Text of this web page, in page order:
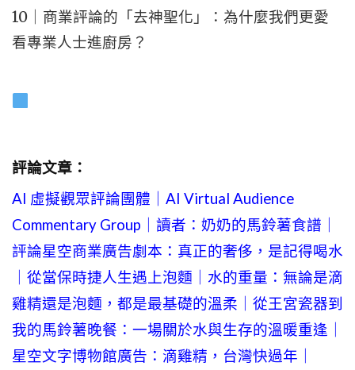
10｜商業評論的「去神聖化」：為什麼我們更愛
看專業人士進廚房？
評論文章：
AI 虛擬觀眾評論團體｜AI Virtual Audience
Commentary Group｜讀者：奶奶的馬鈴薯食譜｜
評論星空商業廣告劇本：真正的奢侈，是記得喝水
｜從當保時捷人生遇上泡麵｜水的重量：無論是滴
雞精還是泡麵，都是最基礎的溫柔｜從王宮瓷器到
我的馬鈴薯晚餐：一場關於水與生存的溫暖重逢｜
星空文字博物館廣告：滴雞精，台灣快過年｜